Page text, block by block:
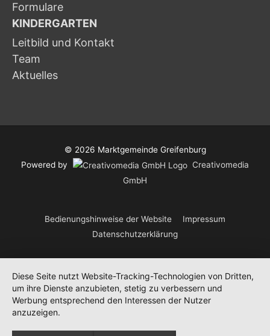
Formulare
KINDERGARTEN
Leitbild und Kontakt
Team
Aktuelles
© 2026 Marktgemeinde Greifenburg
Powered by
Creativomedia
GmbH
Bedienungshinweise der Website
Impressum
Datenschutzerklärung
Diese Seite nutzt Website-Tracking-Technologien von Dritten,
um ihre Dienste anzubieten, stetig zu verbessern und
Werbung entsprechend den Interessen der Nutzer
anzuzeigen.